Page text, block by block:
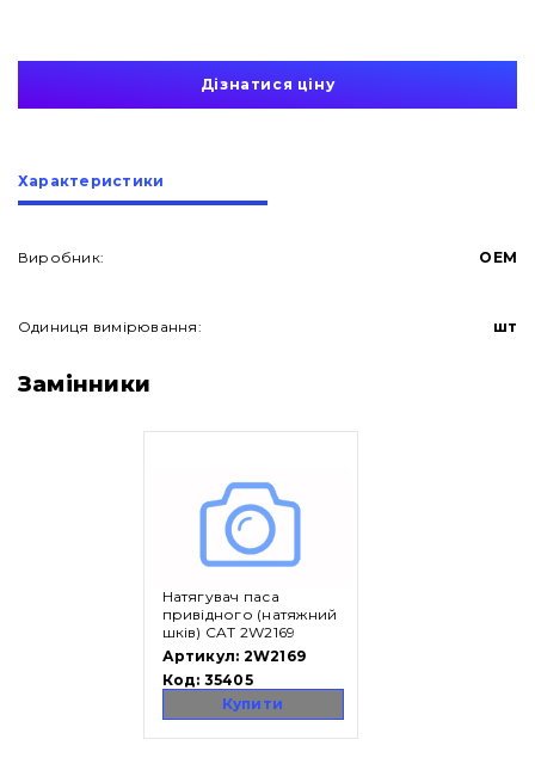
Про нас
Фільтри та мастильні матеріали
Дізнатися ціну
Характеристики
Виробник: OEM
Одиниця вимірювання: шт
Замінники
Натягувач паса
привідного (натяжний
шків) CAT 2W2169
Артикул: 2W2169
Код: 35405
Купити